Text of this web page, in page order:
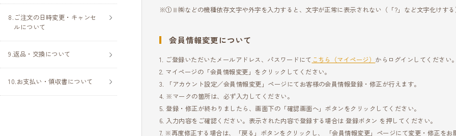
ご注文の日時変更・キャンセ
ルについて
返品・交換について
お支払い・領収書について
※①Ⅱ㈱などの機種依存文字や外字を入力すると、文字が正常に表示されない（「?」など文字化けする
会員情報変更について
ご登録いただいたメールアドレス、パスワードにて こちら（マイページ） からログインしてください。
マイページの「会員情報変更」をクリックしてください。
「アカウント設定／会員情報変更」ページにてお客様の会員情報登録・修正が行えます。
※マークの箇所は、必ず入力してください。
登録・修正が終わりましたら、画面下の「確認画面へ」ボタンをクリックしてください。
入力内容をご確認ください。表示された内容で登録する場合は 登録ボタン を押してください。
※再度修正する場合は、「戻る」ボタンをクリックし、 「会員情報変更」ページにて変更・修正をお